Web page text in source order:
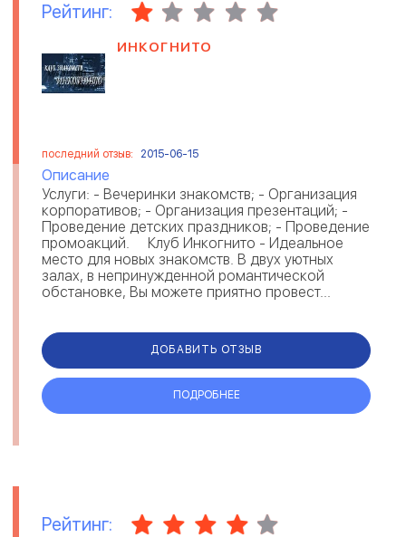
Рейтинг:
ИНКОГНИТО
последний отзыв: 2015-06-15
Описание
Услуги: - Вечеринки знакомств; - Организация
корпоративов; - Организация презентаций; -
Проведение детских праздников; - Проведение
промоакций. Клуб Инкогнито - Идеальное
место для новых знакомств. В двух уютных
залах, в непринужденной романтической
обстановке, Вы можете приятно провест...
ДОБАВИТЬ ОТЗЫВ
ПОДРОБНЕЕ
Рейтинг: